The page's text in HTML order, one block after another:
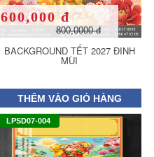
BACKGROUND TẾT 2027 ĐINH
MÙI
600,000 đ
800,0000 đ
THÊM VÀO GIỎ HÀNG
LPSD07-004